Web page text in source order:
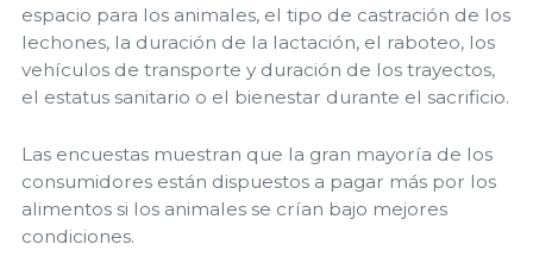
espacio para los animales, el tipo de castración de los
lechones, la duración de la lactación, el raboteo, los
vehículos de transporte y duración de los trayectos,
el estatus sanitario o el bienestar durante el sacrificio.
Las encuestas muestran que la gran mayoría de los
consumidores están dispuestos a pagar más por los
alimentos si los animales se crían bajo mejores
condiciones.